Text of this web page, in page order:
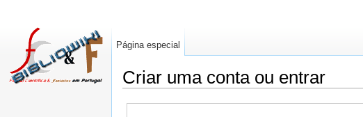
Criar uma conta ou entrar
Página especial